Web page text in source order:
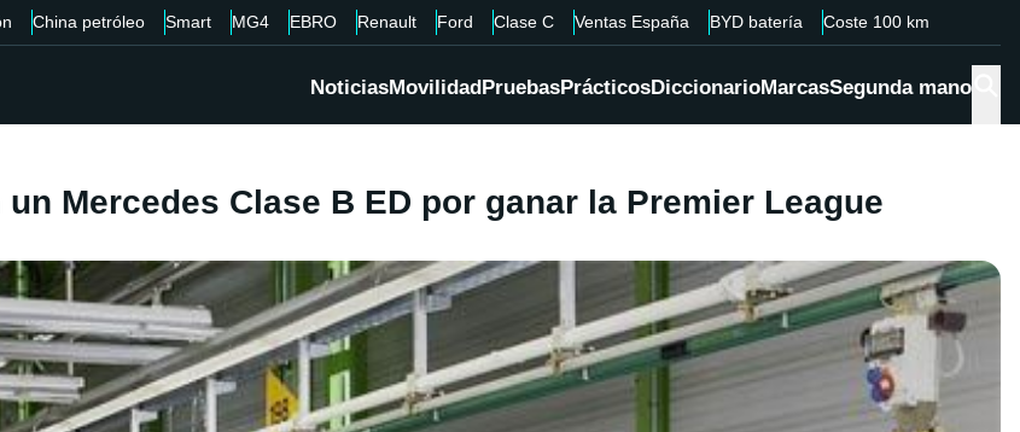
China petróleo Smart MG4 EBRO Renault Ford Clase C Ventas España BYD batería Coste 100 km
NoticiasMovilidadPruebasPrácticosDiccionarioMarcasSegunda mano
Mercedes Clase B ED por ganar la Premier League